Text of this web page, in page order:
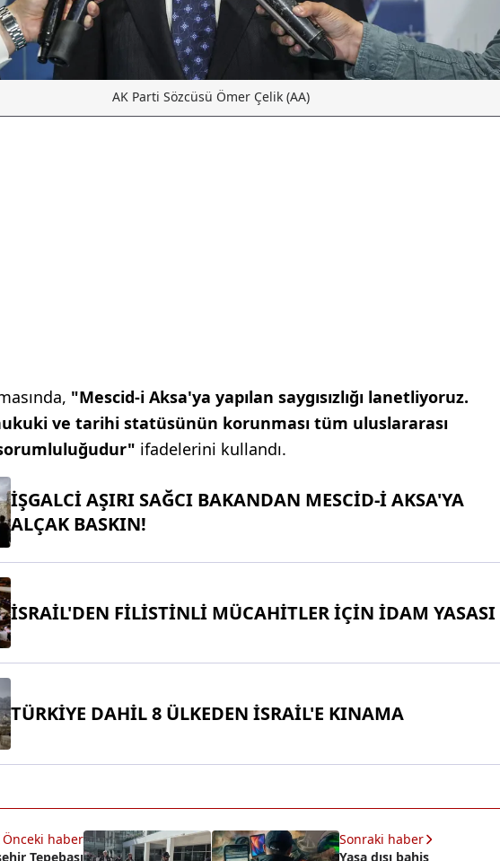
AK Parti Sözcüsü Ömer Çelik (AA)
"Mescid-i Aksa'ya yapılan saygısızlığı lanetliyoruz.
ve tarihi statüsünün korunması tüm uluslararası
ifadelerini kullandı.
İŞGALCİ AŞIRI SAĞCI BAKANDAN MESCİD-İ AKSA'YA
ALÇAK BASKIN!
İSRAİL'DEN FİLİSTİNLİ MÜCAHİTLER İÇİN İDAM YASASI
TÜRKİYE DAHİL 8 ÜLKEDEN İSRAİL'E KINAMA
Önceki haber
Tepebaşı
Sonraki haber
Yasa dışı bahis